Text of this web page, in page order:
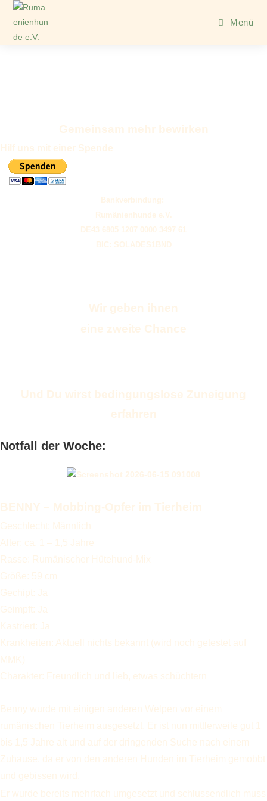
Menü
Gemeinsam mehr bewirken
Hilf uns mit einer Spende
Bankverbindung:
Rumänienhunde e.V.
DE43 6805 1207 0000 3497 61
BIC: SOLADES1BND
Wir geben ihnen
eine zweite Chance
Und Du wirst bedingungslose Zuneigung
erfahren
Notfall der Woche:
BENNY – Mobbing-Opfer im Tierheim
Geschlecht: Männlich
Alter: ca. 1 – 1,5 Jahre
Rasse: Rumänischer Hütehund-Mix
Größe: 59 cm
Gechipt: Ja
Geimpft: Ja
Kastriert: Ja
Krankheiten: Aktuell nichts bekannt (wird noch getestet auf
MMK)
Charakter: Freundlich und lieb, etwas schüchtern
Benny wurde mit einigen anderen Welpen vor einem
rumänischen Tierheim ausgesetzt. Er ist nun mittlerweile gut 1
bis 1,5 Jahre alt und auf der dringenden Suche nach einem
Zuhause, da er von den anderen Hunden im Tierheim gemobbt
und gebissen wird.
Er wurde bereits mehrfach umgesetzt und schlussendlich muss